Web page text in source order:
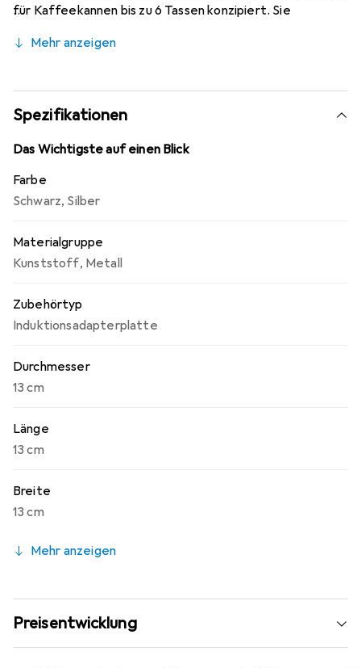
für Kaffeekannen bis zu 6 Tassen konzipiert. Sie
das Kochen und Brühen von Kaffee auf Induktionsherden
Stahl und mit einer robusten Oberfläche bietet die
Adapterplatte eine langlebige Nutzung. Die Kombination
aus Metall und Kunststoff sorgt für eine ansprechende
Optik und Funktionalität. Diese Adapterplatte ist nicht
Töpfe und Pfannen, was sie zu einem vielseitigen
Küchenhelfer macht.
Mehr anzeigen
Spezifikationen
Das Wichtigste auf einen Blick
Farbe
Schwarz, Silber
Materialgruppe
Kunststoff, Metall
Zubehörtyp
Induktionsadapterplatte
Durchmesser
13 cm
Länge
13 cm
Breite
13 cm
Mehr anzeigen
Preisentwicklung